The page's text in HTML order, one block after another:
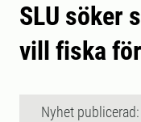
SLU söker
vill fiska
Nyhet